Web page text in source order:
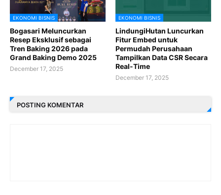
EKONOMI BISNIS
Bogasari Meluncurkan
Resep Eksklusif sebagai
Tren Baking 2026 pada
Grand Baking Demo 2025
December 17, 2025
EKONOMI BISNIS
LindungiHutan Luncurkan
Fitur Embed untuk
Permudah Perusahaan
Tampilkan Data CSR Secara
Real-Time
December 17, 2025
POSTING KOMENTAR